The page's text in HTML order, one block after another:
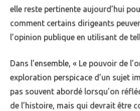
elle reste pertinente aujourd’hui
comment certains dirigeants
l’opinion publique en utilisant de
Dans l’ensemble, « Le pouvoir de
exploration perspicace d’un sujet
pas souvent abordé lorsqu’on
de l’histoire, mais qui devrait être